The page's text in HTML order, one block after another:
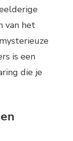
van het
is een
die je